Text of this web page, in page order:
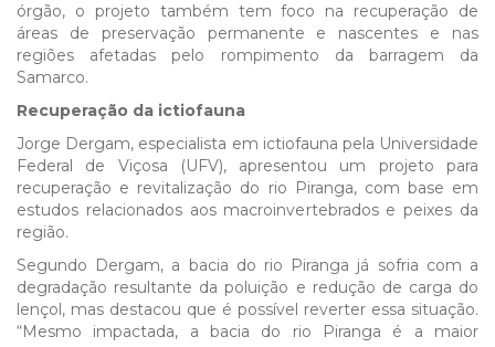
órgão, o projeto também tem foco na recuperação de
áreas de preservação permanente e nascentes e nas
regiões afetadas pelo rompimento da barragem da
Samarco.
Recuperação da ictiofauna
Jorge Dergam, especialista em ictiofauna pela Universidade
Federal de Viçosa (UFV), apresentou um projeto para
recuperação e revitalização do rio Piranga, com base em
estudos relacionados aos macroinvertebrados e peixes da
região.
Segundo Dergam, a bacia do rio Piranga já sofria com a
degradação resultante da poluição e redução de carga do
lençol, mas destacou que é possível reverter essa situação.
“Mesmo impactada, a bacia do rio Piranga é a maior